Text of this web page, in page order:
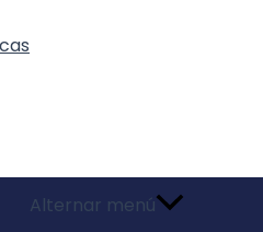
Alternar menú